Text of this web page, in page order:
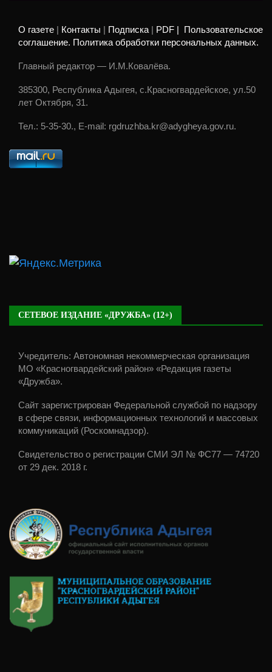
О газете Контакты Подписка PDF |
Пользовательское
соглашение. Политика обработки персональных данных.
Главный редактор — И.М.Ковалёва.
385300, Республика Адыгея, с.Красногвардейское, ул.50
лет Октября, 31.
Тел.: 5-35-30., E-mail: rgdruzhba.kr@adygheya.gov.ru.
СЕТЕВОЕ ИЗДАНИЕ «ДРУЖБА» (12+)
Учредитель: Автономная некоммерческая организация
МО «Красногвардейский район» «Редакция газеты
«Дружба».
Сайт зарегистрирован Федеральной службой по надзору
в сфере связи, информационных технологий и массовых
коммуникаций (Роскомнадзор).
Свидетельство о регистрации СМИ ЭЛ № ФС77 — 74720
от 29 дек. 2018 г.